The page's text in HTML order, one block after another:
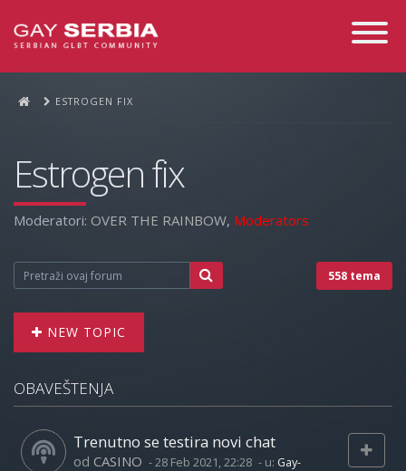
Toggle
ESTROGEN FIX
Estrogen fix
Moderatori: OVER THE RAINBOW, Moderators
558 tema
NEW TOPIC
OBAVEŠTENJA
Trenutno se testira novi chat
od CASINO -28 Feb 2021, 22:28 - u: Gay-